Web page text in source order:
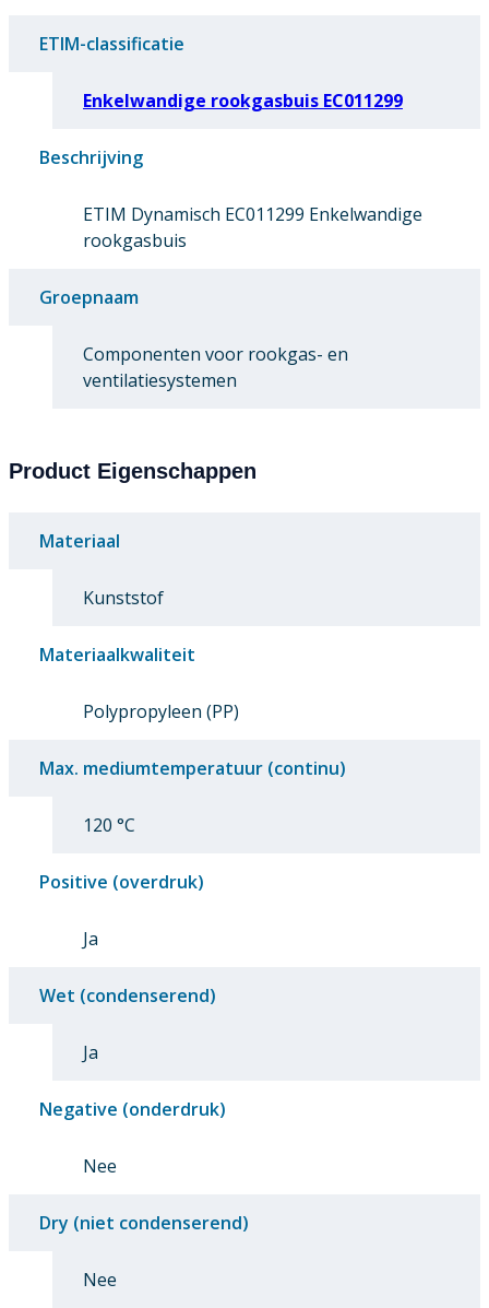
ETIM-classificatie
Enkelwandige rookgasbuis EC011299
Beschrijving
ETIM Dynamisch EC011299 Enkelwandige
rookgasbuis
Groepnaam
Componenten voor rookgas- en
ventilatiesystemen
Product Eigenschappen
Materiaal
Kunststof
Materiaalkwaliteit
Polypropyleen (PP)
Max. mediumtemperatuur (continu)
120 °C
Positive (overdruk)
Ja
Wet (condenserend)
Ja
Negative (onderdruk)
Nee
Dry (niet condenserend)
Nee